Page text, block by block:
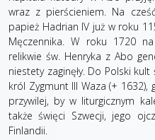
wraz z pierścieniem. Na
papież Hadrian IV już w roku
Męczennika. W roku 1720
relikwie św. Henryka z Abo
niestety zaginęły. Do Polski
król Zygmunt III Waza (+ 1632),
przywilej, by w liturgicznym
także święci Szwecji, jego
Finlandii.